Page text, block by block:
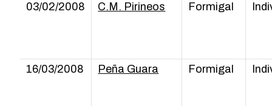
03/02/2008 C.M. Pirineos Formigal
16/03/2008 Peña Guara Formigal